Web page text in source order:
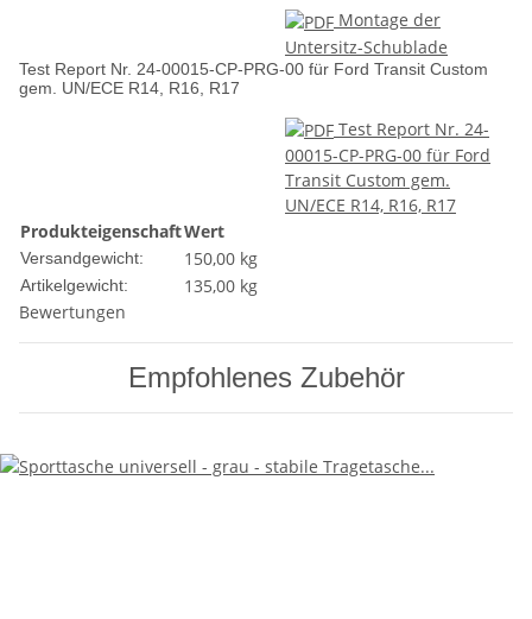
Montage der
Untersitz-Schublade
Test Report Nr. 24-00015-CP-PRG-00 für Ford Transit Custom
gem. UN/ECE R14, R16, R17
Test Report Nr. 24-
00015-CP-PRG-00 für Ford
Transit Custom gem.
UN/ECE R14, R16, R17
ProdukteigenschaftWert
Versandgewicht: 150,00 kg
Artikelgewicht: 135,00 kg
Bewertungen
Empfohlenes Zubehör